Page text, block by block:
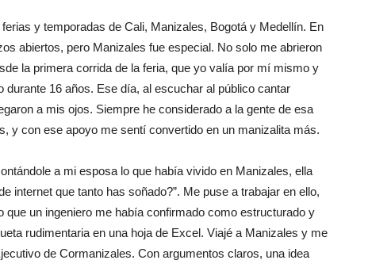
y temporadas de Cali, Manizales, Bogotá y Medellín. En
abiertos, pero Manizales fue especial. No solo me abrieron
la primera corrida de la feria, que yo valía por mí mismo y
durante 16 años. Ese día, al escuchar al público cantar
a mis ojos. Siempre he considerado a la gente de esa
y con ese apoyo me sentí convertido en un manizalita más.
a mi esposa lo que había vivido en Manizales, ella
internet que tanto has soñado?”. Me puse a trabajar en ello,
que un ingeniero me había confirmado como estructurado y
rudimentaria en una hoja de Excel. Viajé a Manizales y me
de Cormanizales. Con argumentos claros, una idea